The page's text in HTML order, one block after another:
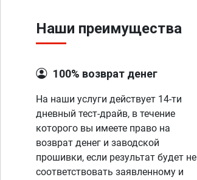
Наши преимущества
100% возврат денег
На наши услуги действует 14-ти
дневный тест-драйв, в течение
которого вы имеете право на
возврат денег и заводской
прошивки, если результат будет не
соответствовать заявленному и